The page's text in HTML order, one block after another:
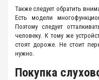
Также следует обратить
Есть модели
Поэтому следует
человеку. К тому же
стоят дороже. Не стоит
нужно.
Покупка